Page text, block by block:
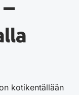
kotikentällään